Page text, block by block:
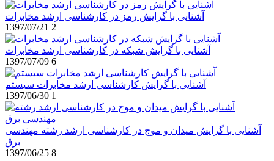
آشنایی با گرایش رمز در کارشناسی ارشد مخابرات
1397/07/21 2
آشنایی با گرایش شبکه در کارشناسی ارشد مخابرات
1397/07/09 6
آشنایی با گرایش کارشناسی ارشد مخابرات سیستم
1397/06/30 1
آشنایی با گرایش میدان و موج در کارشناسی ارشد رشته مهندسی
برق
1397/06/25 8